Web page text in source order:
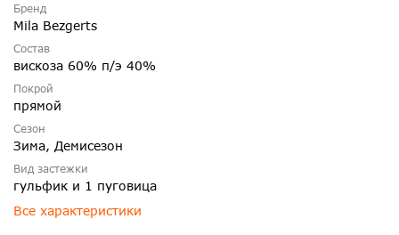
Бренд
Mila Bezgerts
Состав
вискоза 60% п/э 40%
Покрой
прямой
Сезон
Зима, Демисезон
Вид застежки
гульфик и 1 пуговица
Все характеристики